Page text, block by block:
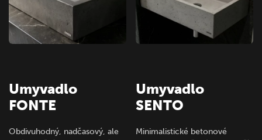
Umyvadlo
FONTE
Obdivuhodný, nadčasový, ale
Umyvadlo
SENTO
Minimalistické betonové